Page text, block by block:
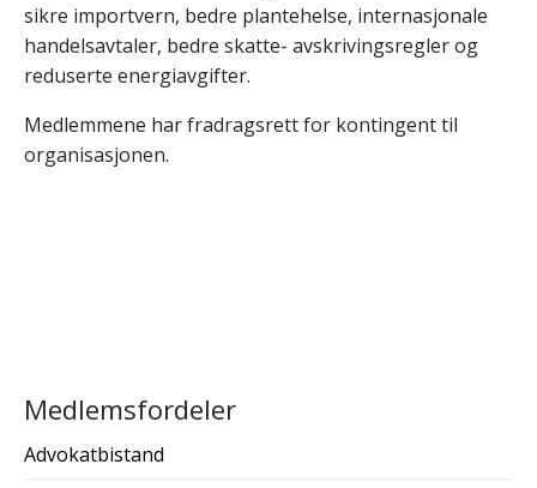
sikre importvern, bedre plantehelse, internasjonale
handelsavtaler, bedre skatte- avskrivingsregler og
reduserte energiavgifter.
Medlemmene har fradragsrett for kontingent til
organisasjonen.
Medlemsfordeler
Advokatbistand